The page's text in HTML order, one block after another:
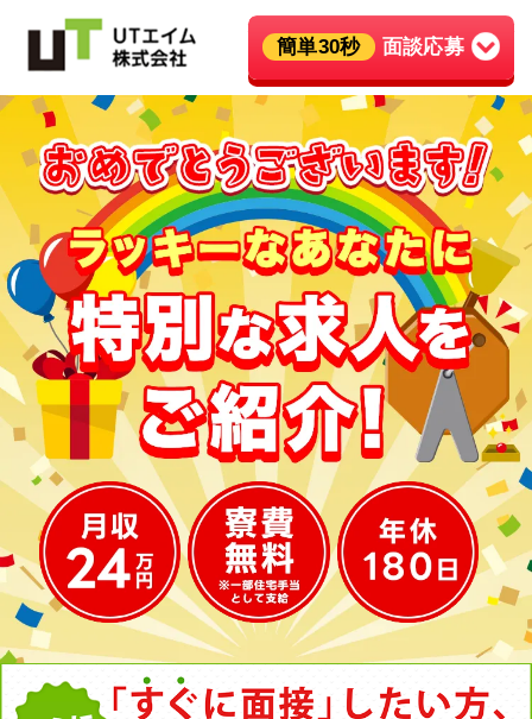
簡単30秒 面談応募